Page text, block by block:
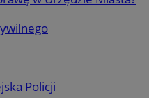
Policji